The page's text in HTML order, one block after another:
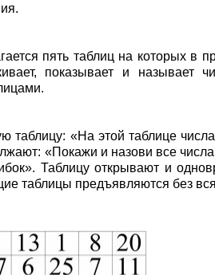
пять таблиц на которых в
показывает и называет
таблицу: «На этой таблице
«Покажи и назови все
Таблицу открывают и
таблицы предъявляются без